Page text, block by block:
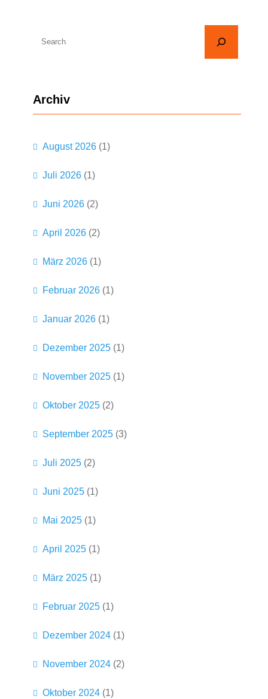
eArchiv
August 2026 (1)
Juli 2026 (1)
Juni 2026 (2)
April 2026 (2)
März 2026 (1)
Februar 2026 (1)
Januar 2026 (1)
Dezember 2025 (1)
November 2025 (1)
Oktober 2025 (2)
September 2025 (3)
Juli 2025 (2)
Juni 2025 (1)
Mai 2025 (1)
April 2025 (1)
März 2025 (1)
Februar 2025 (1)
Dezember 2024 (1)
November 2024 (2)
Oktober 2024 (1)